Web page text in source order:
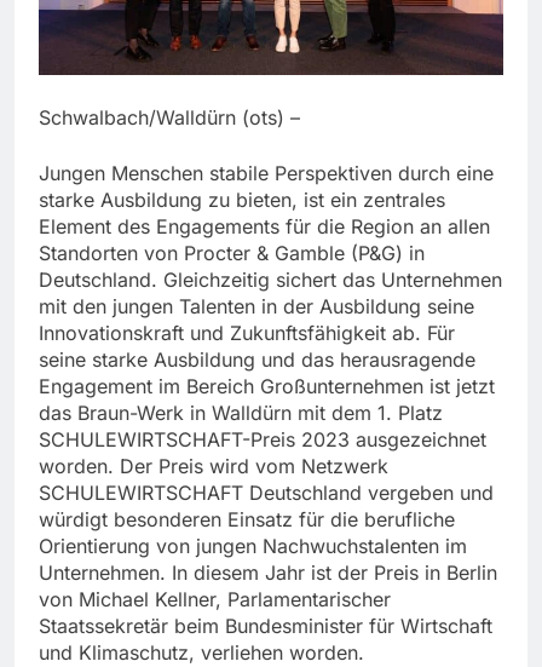
Schwalbach/Walldürn (ots) –
Jungen Menschen stabile Perspektiven durch eine
starke Ausbildung zu bieten, ist ein zentrales
Element des Engagements für die Region an allen
Standorten von Procter & Gamble (P&G) in
Deutschland. Gleichzeitig sichert das Unternehmen
mit den jungen Talenten in der Ausbildung seine
Innovationskraft und Zukunftsfähigkeit ab. Für
seine starke Ausbildung und das herausragende
Engagement im Bereich Großunternehmen ist jetzt
das Braun-Werk in Walldürn mit dem 1. Platz
SCHULEWIRTSCHAFT-Preis 2023 ausgezeichnet
worden. Der Preis wird vom Netzwerk
SCHULEWIRTSCHAFT Deutschland vergeben und
würdigt besonderen Einsatz für die berufliche
Orientierung von jungen Nachwuchstalenten im
Unternehmen. In diesem Jahr ist der Preis in Berlin
von Michael Kellner, Parlamentarischer
Staatssekretär beim Bundesminister für Wirtschaft
und Klimaschutz, verliehen worden.